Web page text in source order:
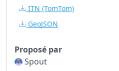
ITN (TomTom)
GeoJSON
Proposé par
Spout